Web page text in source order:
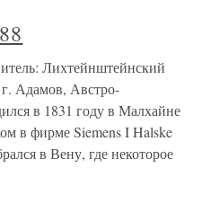
Лихтейнштейнский
Адамов, Австро-
в 1831 году в Малхайне
в фирме Siemens I Halske
в Вену, где некоторое